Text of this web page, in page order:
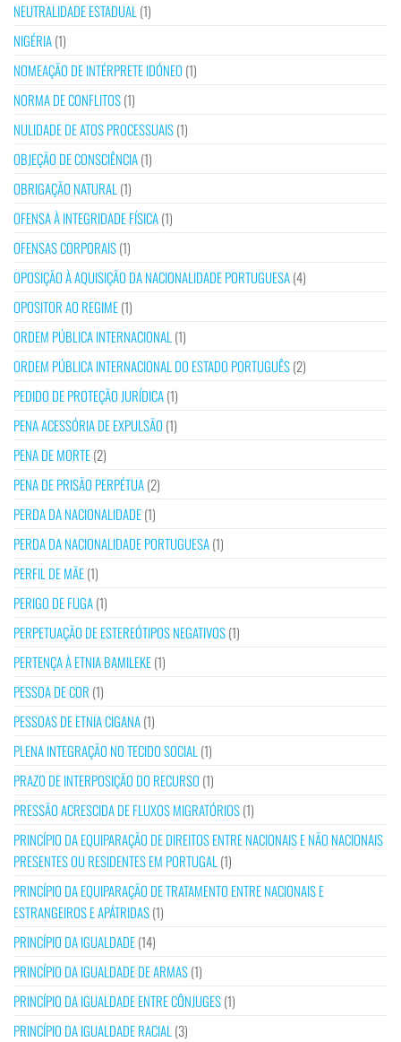
NEUTRALIDADE ESTADUAL (1)
NIGÉRIA(1)
NOMEAÇÃO DE INTÉRPRETE IDÓNEO (1)
NORMA DE CONFLITOS(1)
NULIDADE DE ATOS PROCESSUAIS(1)
OBJEÇÃO DE CONSCIÊNCIA(1)
OBRIGAÇÃO NATURAL (1)
OFENSA À INTEGRIDADE FÍSICA(1)
OFENSAS CORPORAIS(1)
OPOSIÇÃO À AQUISIÇÃO DA NACIONALIDADE PORTUGUESA(4)
OPOSITOR AO REGIME(1)
ORDEM PÚBLICA INTERNACIONAL (1)
ORDEM PÚBLICA INTERNACIONAL DO ESTADO PORTUGUÊS(2)
PEDIDO DE PROTEÇÃO JURÍDICA(1)
PENA ACESSÓRIA DE EXPULSÃO (1)
PENA DE MORTE(2)
PENA DE PRISÃO PERPÉTUA(2)
PERDA DA NACIONALIDADE(1)
PERDA DA NACIONALIDADE PORTUGUESA(1)
PERFIL DE MÃE(1)
PERIGO DE FUGA(1)
PERPETUAÇÃO DE ESTEREÓTIPOS NEGATIVOS(1)
PERTENÇA À ETNIA BAMILEKE(1)
PESSOA DE COR (1)
PESSOAS DE ETNIA CIGANA(1)
PLENA INTEGRAÇÃO NO TECIDO SOCIAL (1)
PRAZO DE INTERPOSIÇÃO DO RECURSO (1)
PRESSÃO ACRESCIDA DE FLUXOS MIGRATÓRIOS(1)
PRINCÍPIO DA EQUIPARAÇÃO DE DIREITOS ENTRE NACIONAIS E NÃO NACIONAIS
PRESENTES OU RESIDENTES EM PORTUGAL (1)
PRINCÍPIO DA EQUIPARAÇÃO DE TRATAMENTO ENTRE NACIONAIS E
ESTRANGEIROS E APÁTRIDAS(1)
PRINCÍPIO DA IGUALDADE(14)
PRINCÍPIO DA IGUALDADE DE ARMAS(1)
PRINCÍPIO DA IGUALDADE ENTRE CÔNJUGES(1)
PRINCÍPIO DA IGUALDADE RACIAL (3)